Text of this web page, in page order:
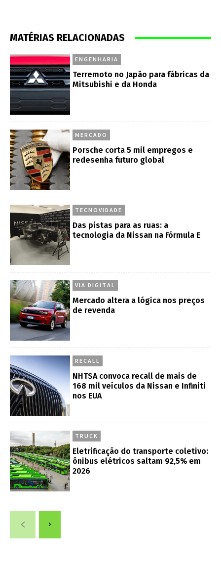
MATÉRIAS RELACIONADAS
ENGENHARIA
Terremoto no Japão para fábricas da
Mitsubishi e da Honda
MERCADO
Porsche corta 5 mil empregos e
redesenha futuro global
TECNOVIDADE
Das pistas para as ruas: a
tecnologia da Nissan na Fórmula E
VIA DIGITAL
Mercado altera a lógica nos preços
de revenda
RECALL
NHTSA convoca recall de mais de
168 mil veículos da Nissan e Infiniti
nos EUA
TRUCK
Eletrificação do transporte coletivo:
ônibus elétricos saltam 92,5% em
2026